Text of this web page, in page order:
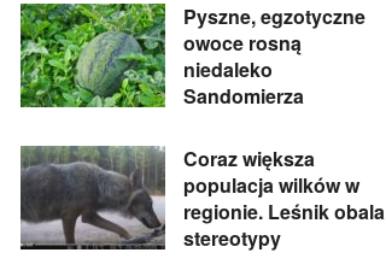
Pyszne, egzotyczne
owoce rosną
niedaleko
Sandomierza
Coraz większa
populacja wilków w
regionie. Leśnik obala
stereotypy